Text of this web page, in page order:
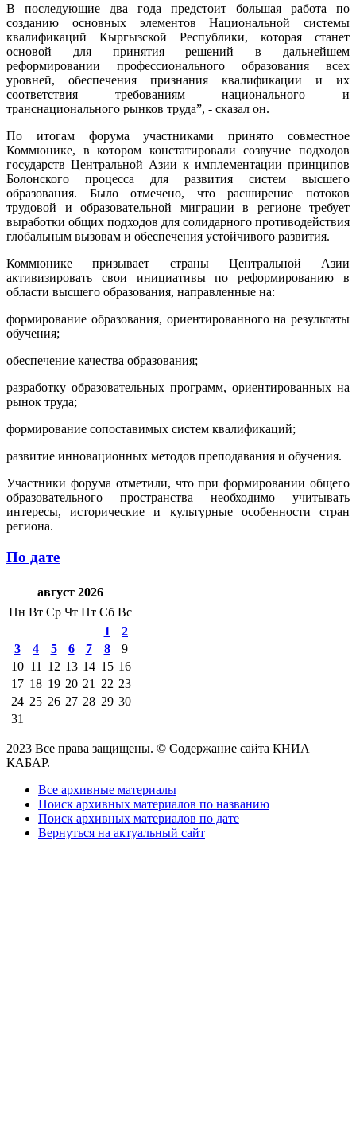
В последующие два года предстоит большая работа по
созданию основных элементов Национальной системы
квалификаций Кыргызской Республики, которая станет
основой для принятия решений в дальнейшем
реформировании профессионального образования всех
уровней, обеспечения признания квалификации и их
соответствия требованиям национального и
транснационального рынков труда”, - сказал он.
По итогам форума участниками принято совместное
Коммюнике, в котором констатировали созвучие подходов
государств Центральной Азии к имплементации принципов
Болонского процесса для развития систем высшего
образования. Было отмечено, что расширение потоков
трудовой и образовательной миграции в регионе требует
выработки общих подходов для солидарного противодействия
глобальным вызовам и обеспечения устойчивого развития.
Коммюнике призывает страны Центральной Азии
активизировать свои инициативы по реформированию в
области высшего образования, направленные на:
формирование образования, ориентированного на результаты
обучения;
обеспечение качества образования;
разработку образовательных программ, ориентированных на
рынок труда;
формирование сопоставимых систем квалификаций;
развитие инновационных методов преподавания и обучения.
Участники форума отметили, что при формировании общего
образовательного пространства необходимо учитывать
интересы, исторические и культурные особенности стран
региона.
По дате
август 2026
Пн Вт Ср Чт Пт Сб Вс
1
2
3
4 5 6 7 8
9
10 11 12 13 14 15 16
17 18 19 20 21 22 23
24 25 26 27 28 29 30
31
2023 Все права защищены. © Содержание сайта КНИА
КАБАР.
Все архивные материалы
Поиск архивных материалов по названию
Поиск архивных материалов по дате
Вернуться на актуальный сайт